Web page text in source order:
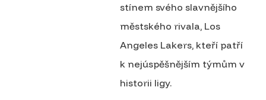
stínem svého slavnějšího
městského rivala, Los
Angeles Lakers, kteří patří
k nejúspěšnějším týmům v
historii ligy.